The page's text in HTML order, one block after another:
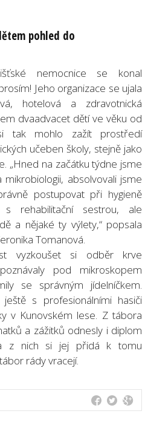
pohled do
nemocnice se konal
Jeho organizace se ujala
hotelová a zdravotnická
dvaadvacet dětí ve věku od
tak mohlo zažít prostředí
učeben školy, stejně jako
„Hned na začátku týdne jsme
absolvovali jsme
postupovat při hygieně
s rehabilitační sestrou, ale
a nějaké ty výlety,“ popsala
Tomanová.
vyzkoušet si odběr krve
pod mikroskopem
se správným jídelníčkem.
s profesionálními hasiči
v Kunovském lese. Z tábora
a zážitků odnesly i diplom
z nich si jej přidá k tomu
rády vracejí.